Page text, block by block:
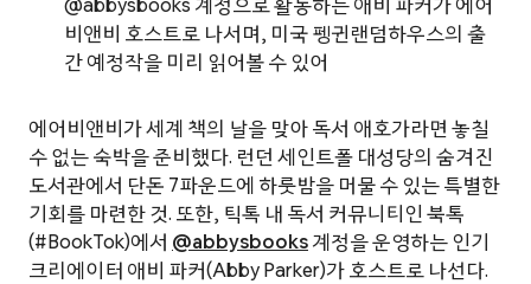
비앤비 호스트로 나서며, 미국 펭귄랜덤하우스의 출
간 예정작을 미리 읽어볼 수 있어
에어비앤비가 세계 책의 날을 맞아 독서 애호가라면 놓칠
수 없는 숙박을 준비했다. 런던 세인트폴 대성당의 숨겨진
도서관에서 단돈 7파운드에 하룻밤을 머물 수 있는 특별한
기회를 마련한 것. 또한, 틱톡 내 독서 커뮤니티인 북톡
(#BookTok)에서 @abbysbooks계정을 운영하는 인기
크리에이터 애비 파커(Abby Parker)가 호스트로 나선다.